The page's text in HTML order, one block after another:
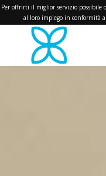
Per offrirti il miglior servizio possibile
al loro impiego in conformità